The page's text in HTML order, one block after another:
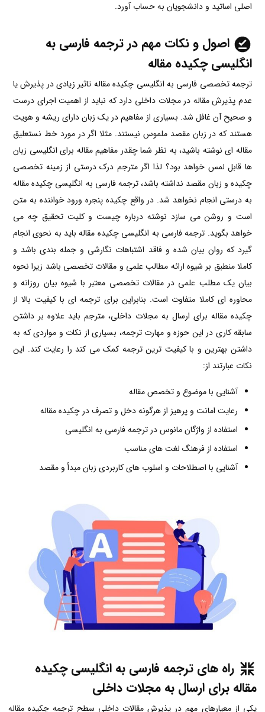
اصلی اساتید و دانشجویان به حساب آورد.
اصول و نکات مهم در ترجمه فارسی به
انگلیسی چکیده مقاله
ترجمه تخصصی فارسی به انگلیسی چکیده مقاله تاثیر زیادی در پذیرش یا
عدم پذیرش مقاله در مجلات داخلی دارد که نباید از اهمیت اجرای درست
و صحیح آن غافل شد. بسیاری از مفاهیم در یک زبان دارای ریشه و هویت
هستند که در زبان مقصد ملموس نیستند. مثلا اگر در مورد خط نستعلیق
مقاله ای نوشته باشید، به نظر شما چقدر مفاهیم مقاله برای انگلیسی زبان
ها قابل لمس خواهد بود؟ لذا اگر مترجم درک درستی از زمینه تخصصی
چکیده و زبان مقصد نداشته باشد، ترجمه فارسی به انگلیسی چکیده مقاله
به درستی انجام نخواهد شد. در واقع چکیده پنجره ورود خواننده به متن
است و روشن می سازد نوشته درباره چیست و کلیت تحقیق چه می
خواهد بگوید. ترجمه فارسی به انگلیسی چکیده مقاله باید به نحوی انجام
گیرد که روان بیان شده و فاقد اشتباهات نگارشی و جمله بندی باشد و
کاملا منطبق بر شیوه ارائه مطالب علمی و مقالات تخصصی باشد زیرا نحوه
بیان یک مطلب علمی در مقالات تخصصی معتبر با شیوه بیان روزانه و
محاوره ای کاملا متفاوت است. بنابراین برای ترجمه ای با کیفیت بالا از
چکیده مقاله برای ارسال به مجلات داخلی، مترجم باید علاوه بر داشتن
سابقه کاری در این حوزه و مهارت ترجمه، بسیاری از نکات و مواردی که به
داشتن بهترین و با کیفیت ترین ترجمه کمک می کند را رعایت کند. این
نکات عبارتند از:
آشنایی با موضوع و تخصص مقاله
رعایت امانت و پرهیز از هرگونه دخل و تصرف در چکیده مقاله
استفاده از واژگان مانوس در ترجمه فارسی به انگلیسی
استفاده از فرهنگ لغت های مناسب
آشنایی با اصطلاحات و اسلوب های کاربردی زبان مبدأ و مقصد
راه های ترجمه فارسی به انگلیسی چکیده
مقاله برای ارسال به مجلات داخلی
یکی از معیارهای مهم در پذیرش مقالات داخلی سطح ترجمه چکیده مقاله